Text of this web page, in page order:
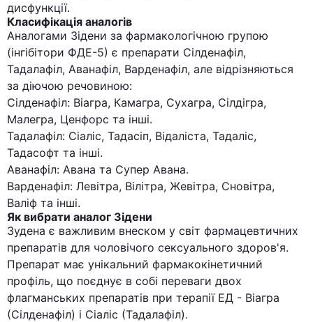
дисфункції.
Класифікація аналогів
Аналогами Зідени за фармакологічною групою
(інгібітори ФДЕ-5) є препарати Сілденафіл,
Тадалафіл, Аванафіл, Варденафіл, але відрізняються
за діючою речовиною:
Сілденафіл: Віагра, Камагра, Сухагра, Сілдігра,
Малегра, Ценфорс та інші.
Тадалафіл: Сіаліс, Тадасіп, Відаліста, Тадаліс,
Тадасофт та інші.
Аванафіл: Авана та Супер Авана.
Варденафіл: Левітра, Вілітра, Жевітра, Сновітра,
Валіф та інші.
Як вибрати аналог Зідени
Зудена є важливим внеском у світ фармацевтичних
препаратів для чоловічого сексуального здоров'я.
Препарат має унікальний фармакокінетичний
профіль, що поєднує в собі переваги двох
флагманських препаратів при терапії ЕД - Віагра
(Сілденафіл) і Сіаліс (Тадалафіл).